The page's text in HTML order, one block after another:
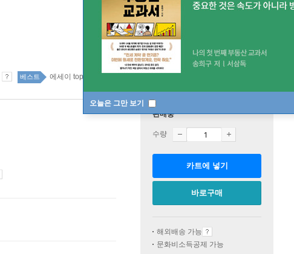
오늘은 그만 보기
베스트 에세이 top20 3주
판매중
수량
카트에 넣기
바로구매
해외배송 가능
문화비소득공제 가능